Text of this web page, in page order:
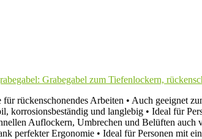
Grabegabel zum Tiefenlockern,
für rückenschonendes Arbeiten • Auch geeignet
korrosionsbeständig und langlebig • Ideal für
Auflockern, Umbrechen und Belüften
perfekter Ergonomie • Ideal für Personen mit